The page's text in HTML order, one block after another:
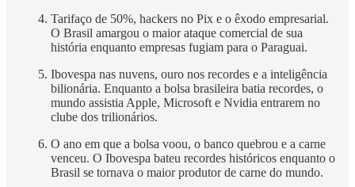
Tarifaço de 50%, hackers no Pix e o êxodo empresarial.
O Brasil amargou o maior ataque comercial de sua
história enquanto empresas fugiam para o Paraguai.
Ibovespa nas nuvens, ouro nos recordes e a inteligência
bilionária. Enquanto a bolsa brasileira batia recordes, o
mundo assistia Apple, Microsoft e Nvidia entrarem no
clube dos trilionários.
O ano em que a bolsa voou, o banco quebrou e a carne
venceu. O Ibovespa bateu recordes históricos enquanto o
Brasil se tornava o maior produtor de carne do mundo.